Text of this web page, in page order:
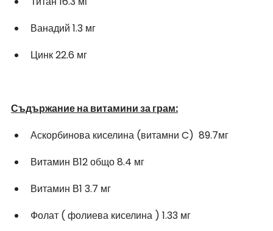
Ванадий 1.3 мг
Цинк 22.6 мг
Съдържание на витамини за грам:
Аскорбинова киселина (витамни C)  89.7мг
Витамин В12 общо 8.4 мг
Витамин В1 3.7 мг
Фолат ( фолиева киселина ) 1.33 мг